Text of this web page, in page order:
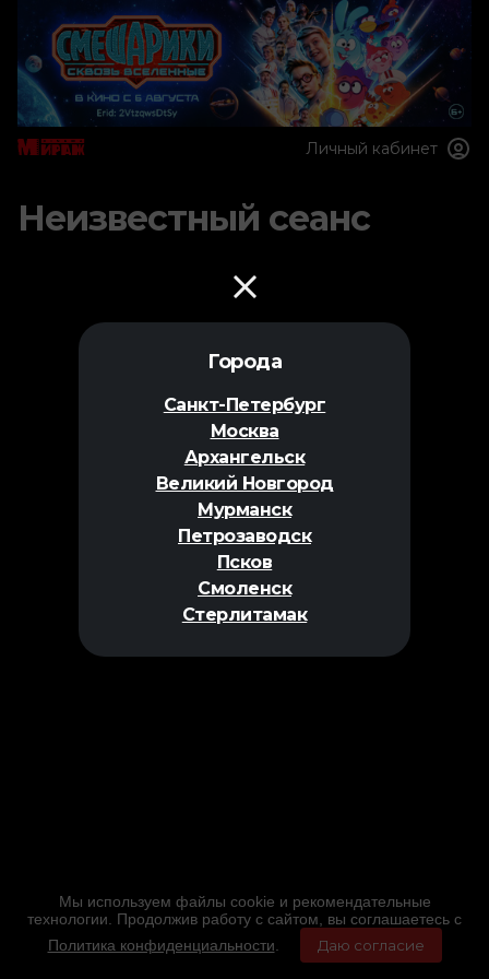
Города
Санкт-Петербург
Москва
Архангельск
Великий Новгород
Мурманск
Петрозаводск
Псков
Смоленск
Стерлитамак
Личный кабинет
Неизвестный сеанс
Мы используем файлы cookie и рекомендательные
технологии. Продолжив работу с сайтом, вы соглашаетесь с
Политика конфиденциальности
Даю согласие